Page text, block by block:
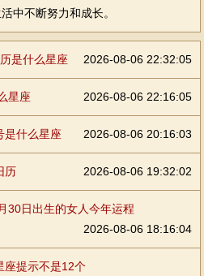
中不断努力和成长。
是什么星座 2026-08-06 22:32:05
星座 2026-08-06 22:16:05
是什么星座 2026-08-06 20:16:03
历 2026-08-06 19:32:02
30日出生的女人今年运程
2026-08-06 18:16:04
座提示不是12个